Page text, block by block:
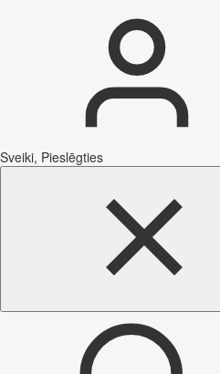
Sveiki, Pieslēgties